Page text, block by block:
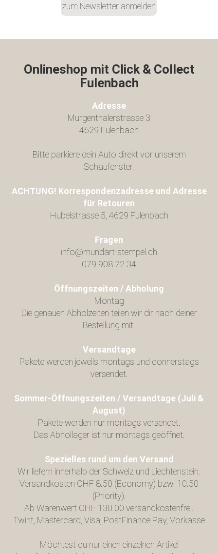
zum Newsletter anmelden
Onlineshop mit Click & Collect
Fulenbach​
Adresse
Murgenthalerstrasse 3
4629 Fulenbach
Bitte parkiere dein Auto direkt vor unserem
Schaufenster.
ACHTUNG! Korrespondenzadresse und Adresse
für Retouren
Hubelstrasse 5, 4629 Fulenbach
Fragen
info@mundart-stempel.ch
079 908 72 34
Öffnungszeiten / Abholung
Montag
Die genauen Abholzeiten teilen wir dir nach deiner
Bestellung mit.
Versandtage
Pakete werden jeweils montags und donnerstags
versendet.
Sommer-Öffnungszeiten / Versandtage (Juli &
August)
Pakete werden nur montags versendet.
Das Abhollager ist nur montags geöffnet.
Spezielles rund um den Versand
Wir liefern innerhalb der Schweiz und Liechtenstein.
Versandkosten CHF 8.50 (Economy) bzw. 10.50
(Priority).
Ab Warenwert CHF 130.00 versandkostenfrei.
Twint, Mastercard, Visa, PostFinance Pay, Vorkasse
Möchtest du nur einen einzelnen Artikel